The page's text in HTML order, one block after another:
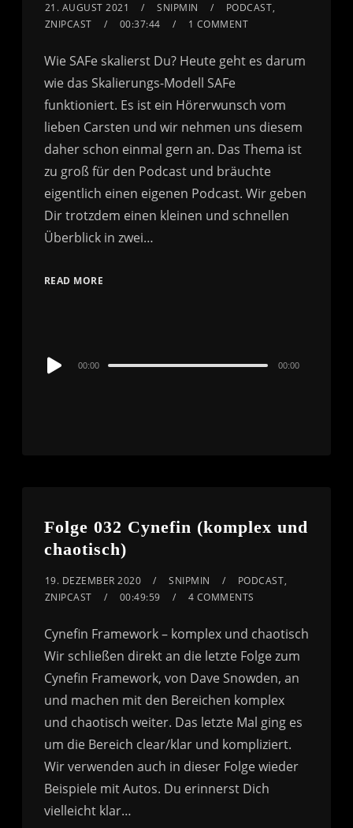
21. AUGUST 2021 SNIPMIN PODCAST,
ZNIPCAST
00:37:44 1 COMMENT
Wie SAFe skalierst Du? Heute geht es darum
wie das Skalierungs-Modell SAFe
funktioniert. Es ist ein Hörerwunsch vom
lieben Carsten und wir nehmen uns diesem
daher schon einmal gern an. Das Thema ist
zu groß für den Podcast und bräuchte
eigentlich einen eigenen Podcast. Wir geben
Dir trotzdem einen kleinen und schnellen
Überblick in zwei…
READ MORE
Audio
00:00 00:00
Folge 032 Cynefin (komplex und
chaotisch)
19. DEZEMBER 2020 SNIPMIN PODCAST,
ZNIPCAST
00:49:59 4 COMMENTS
Cynefin Framework – komplex und chaotisch
Wir schließen direkt an die letzte Folge zum
Cynefin Framework, von Dave Snowden, an
und machen mit den Bereichen komplex
und chaotisch weiter. Das letzte Mal ging es
um die Bereich clear/klar und kompliziert.
Wir verwenden auch in dieser Folge wieder
Beispiele mit Autos. Du erinnerst Dich
vielleicht klar…